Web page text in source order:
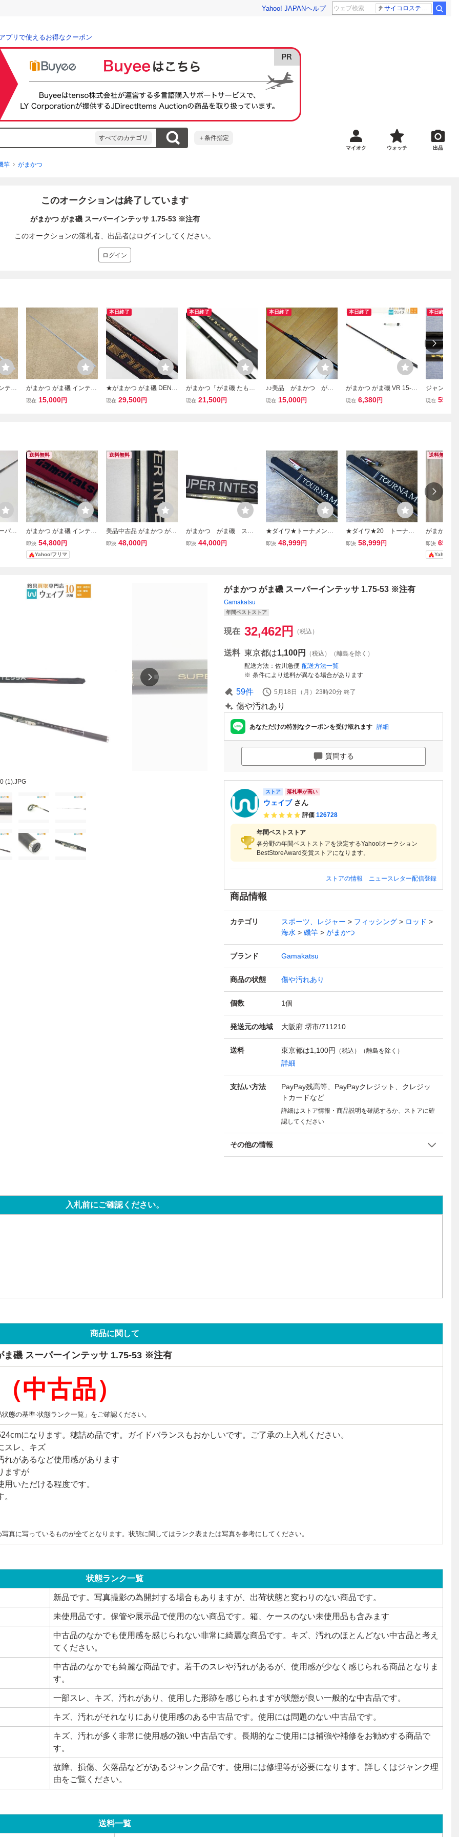
Yahoo! JAPANヘルプ サイコロステーキ先輩
プリで使えるお得なクーポン
すべてのカテゴリ ＋条件指定
マイオク ウォッチ 出品
竿 がまかつ
このオークションは終了しています
がまかつ がま磯 スーパーインテッサ 1.75-53 ※注有
このオークションの落札者、出品者はログインしてください。
ログイン
テッ
がまかつ がま磯 インテッ
サ G-5 1.25号 5.3m ♯1 穂
現在 15,000円
本日終了
★がまかつ がま磯 DENIO
S デニオス 1号-50★Gam
現在 29,500円
本日終了
がまかつ「がま磯 たもの
柄 競技スペシャル 530」
現在 21,500円
本日終了
♪♪美品 がまかつ がま
磯 アルマ 125-50 日
現在 15,000円
本日終了
がまかつ がま磯 VR 15-5
0
現在 6,380円
本日終了
ジャンク品
磯 RX 1-53
現在 551
パー
送料無料
がまかつ がま磯 インテッ
サ G-IV 1.25-53 磯竿
即決 54,800円
Yahoo!フリマ
送料無料
美品中古品 がまかつ がま
磯 SUPER INTESSA スー
即決 48,000円
がまかつ がま磯 スー
パーインテッサ 15-53
即決 44,000円
★ダイワ★トーナメン
ト 磯 ＡＧＳ 1.75-53
即決 48,999円
★ダイワ★20 トーナメ
ント 磯 ＡＧＳ 1.75-
即決 58,999円
送料無料
がまかつ
サ G-IV 美品
即決
Yahoo!フ
(1).JPG
がまかつ がま磯 スーパーインテッサ 1.75-53 ※注有
Gamakatsu
年間ベストストア
現在 32,462円 （税込）
送料 東京都は1,100円
（税込）（離島を除く）
配送方法
佐川急便 配送方法一覧
条件により送料が異なる場合があります
59件 5月18日（月）23時20分 終了
傷や汚れあり
あなただけの特別なクーポンを受け取れます 詳細
質問する
ストア 落札率が高い
ウェイブ さん
評価 126728
年間ベストストア
各分野の年間ベストストアを決定するYahoo!オークション
BestStoreAward受賞ストアになります。
ストアの情報 ニュースレター配信登録
商品情報
カテゴリ スポーツ、レジャー フィッシング
ロッド
海水
磯竿 がまかつ
ブランド Gamakatsu
商品の状態 傷や汚れあり
個数 1個
発送元の地域 大阪府 堺市/711210
送料 東京都は1,100円 （税込）（離島を除く）
詳細
支払い方法
PayPay残高等、PayPayクレジット、クレジッ
トカードなど
詳細はストア情報・商品説明を確認するか、ストアに確
認してください
その他の情報